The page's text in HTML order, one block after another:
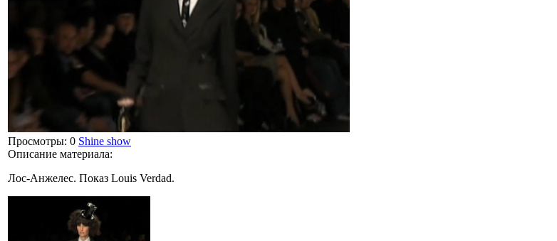
Просмотры: 0 Shine show
Описание материала:
Лос-Анжелес. Показ Louis Verdad.